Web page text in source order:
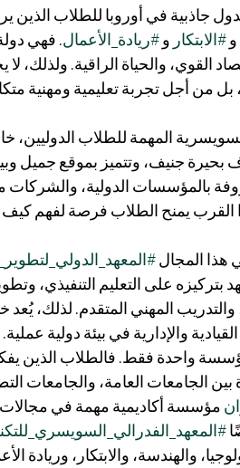
جاذبية في أوروبا للطلاب الذين
و #الابتكار و #ريادة_الأعمال. فهي
القوي، والحياة الراقية.
من أجل تجربة تعليمية ومهنية
المهمة للطلاب الدوليين،
بحيرة جنيف، وتتميز بموقع جميل
بالمؤسسات الدولية، والشركات
القرب يمنح الطلاب فرصة لفهم
المجال
على التعليم التنفيذي،
والتدريب المهني المتقدم. لذلك،
والإدارية في بيئة دولية عملية.
واحدة فقط. فالطلاب الذين
الجامعات العامة، والجامعات
مؤسسة أكاديمية مهمة في مجالات
والهندسة، والابتكار، وريادة